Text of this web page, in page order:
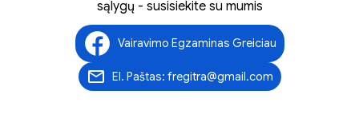
sąlygų - susisiekite su mumis
Vairavimo Egzaminas Greiciau
El. Paštas: fregitra@gmail.com